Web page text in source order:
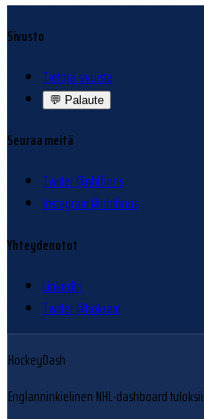
Sivusto
Tietoja sivuista
💬 Palaute
Seuraa meitä
Twitter @nhlfinns
Instagram @nhlfinns
Yhteydenotot
LinkedIn
Twitter @hokram
HockeyDash
Englanninkielinen NHL-dashboard